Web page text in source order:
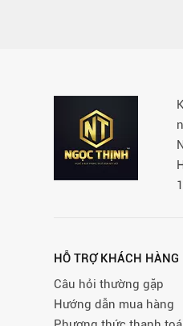
HỖ TRỢ KHÁCH HÀNG
Câu hỏi thường gặp
Hướng dẫn mua hàng